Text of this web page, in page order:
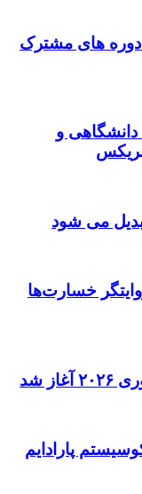
های مشترک
و
می شود
خسارت‌ها
شد
پارادایم